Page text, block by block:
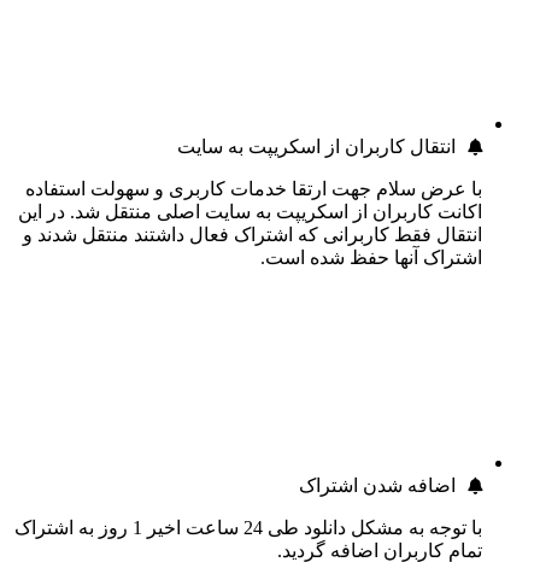
انتقال کاربران از اسکریپت به سایت
با عرض سلام جهت ارتقا خدمات کاربری و سهولت استفاده
اکانت کاربران از اسکریپت به سایت اصلی منتقل شد. در این
انتقال فقط کاربرانی که اشتراک فعال داشتند منتقل شدند و
اشتراک آنها حفظ شده است.
اضافه شدن اشتراک
با توجه به مشکل دانلود طی 24 ساعت اخیر 1 روز به اشتراک
تمام کاربران اضافه گردید.